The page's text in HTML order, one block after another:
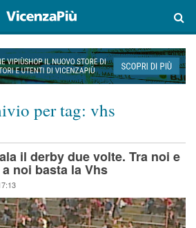
per tag: vhs
il derby due volte. Tra noi e
noi basta la Vhs